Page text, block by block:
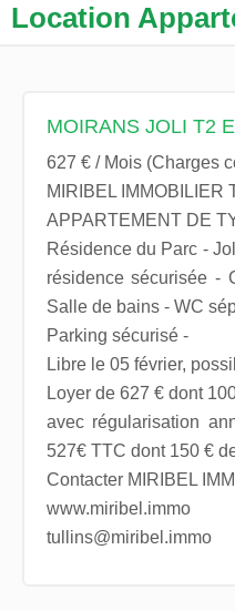
Location
MOIRANS JOLI T2
627 € / Mois (Charges
MIRIBEL IMMOBILIER
APPARTEMENT DE
Résidence du Parc -
résidence sécurisée -
Salle de bains - WC
Parking sécurisé -
Libre le 05 février,
Loyer de 627 € dont
avec régularisation
527€ TTC dont 150 €
Contacter MIRIBEL
www.miribel.immo
tullins@miribel.immo